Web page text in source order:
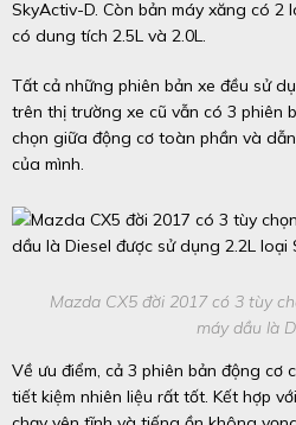
SkyActiv-D. Còn bản máy xăng có 2
có dung tích 2.5L và 2.0L.
Tất cả những phiên bản xe đều sử
trên thị trường xe cũ vẫn có 3 phiên
chọn giữa động cơ toàn phần và
của mình.
Mazda CX5 đời 2017 có 3 tùy
máy dầu là
Về ưu điểm, cả 3 phiên bản động cơ
tiết kiệm nhiên liệu rất tốt. Kết hợp